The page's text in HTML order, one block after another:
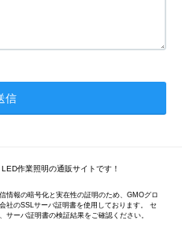
作業照明の通販サイトです！
情報の暗号化と実在性の証明のため、GMOグロ
社のSSLサーバ証明書を使用しております。 セ
サーバ証明書の検証結果をご確認ください。